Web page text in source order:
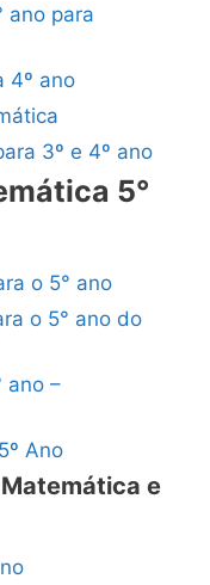
ano para
4º ano
3º e 4º ano
5°
o 5° ano
o 5° ano do
ano –
Ano
e